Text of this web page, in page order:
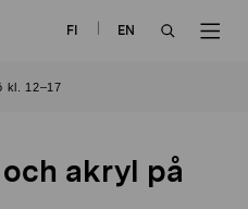
FI
EN
kl. 12–17
akryl på